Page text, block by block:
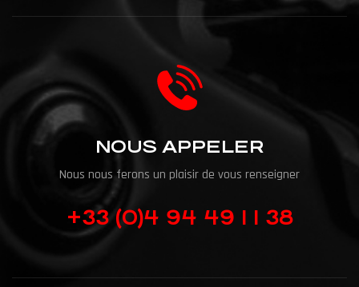
NOUS APPELER
Nous nous ferons un plaisir de vous renseigner
+33 (0)4 94 49 1 1 38